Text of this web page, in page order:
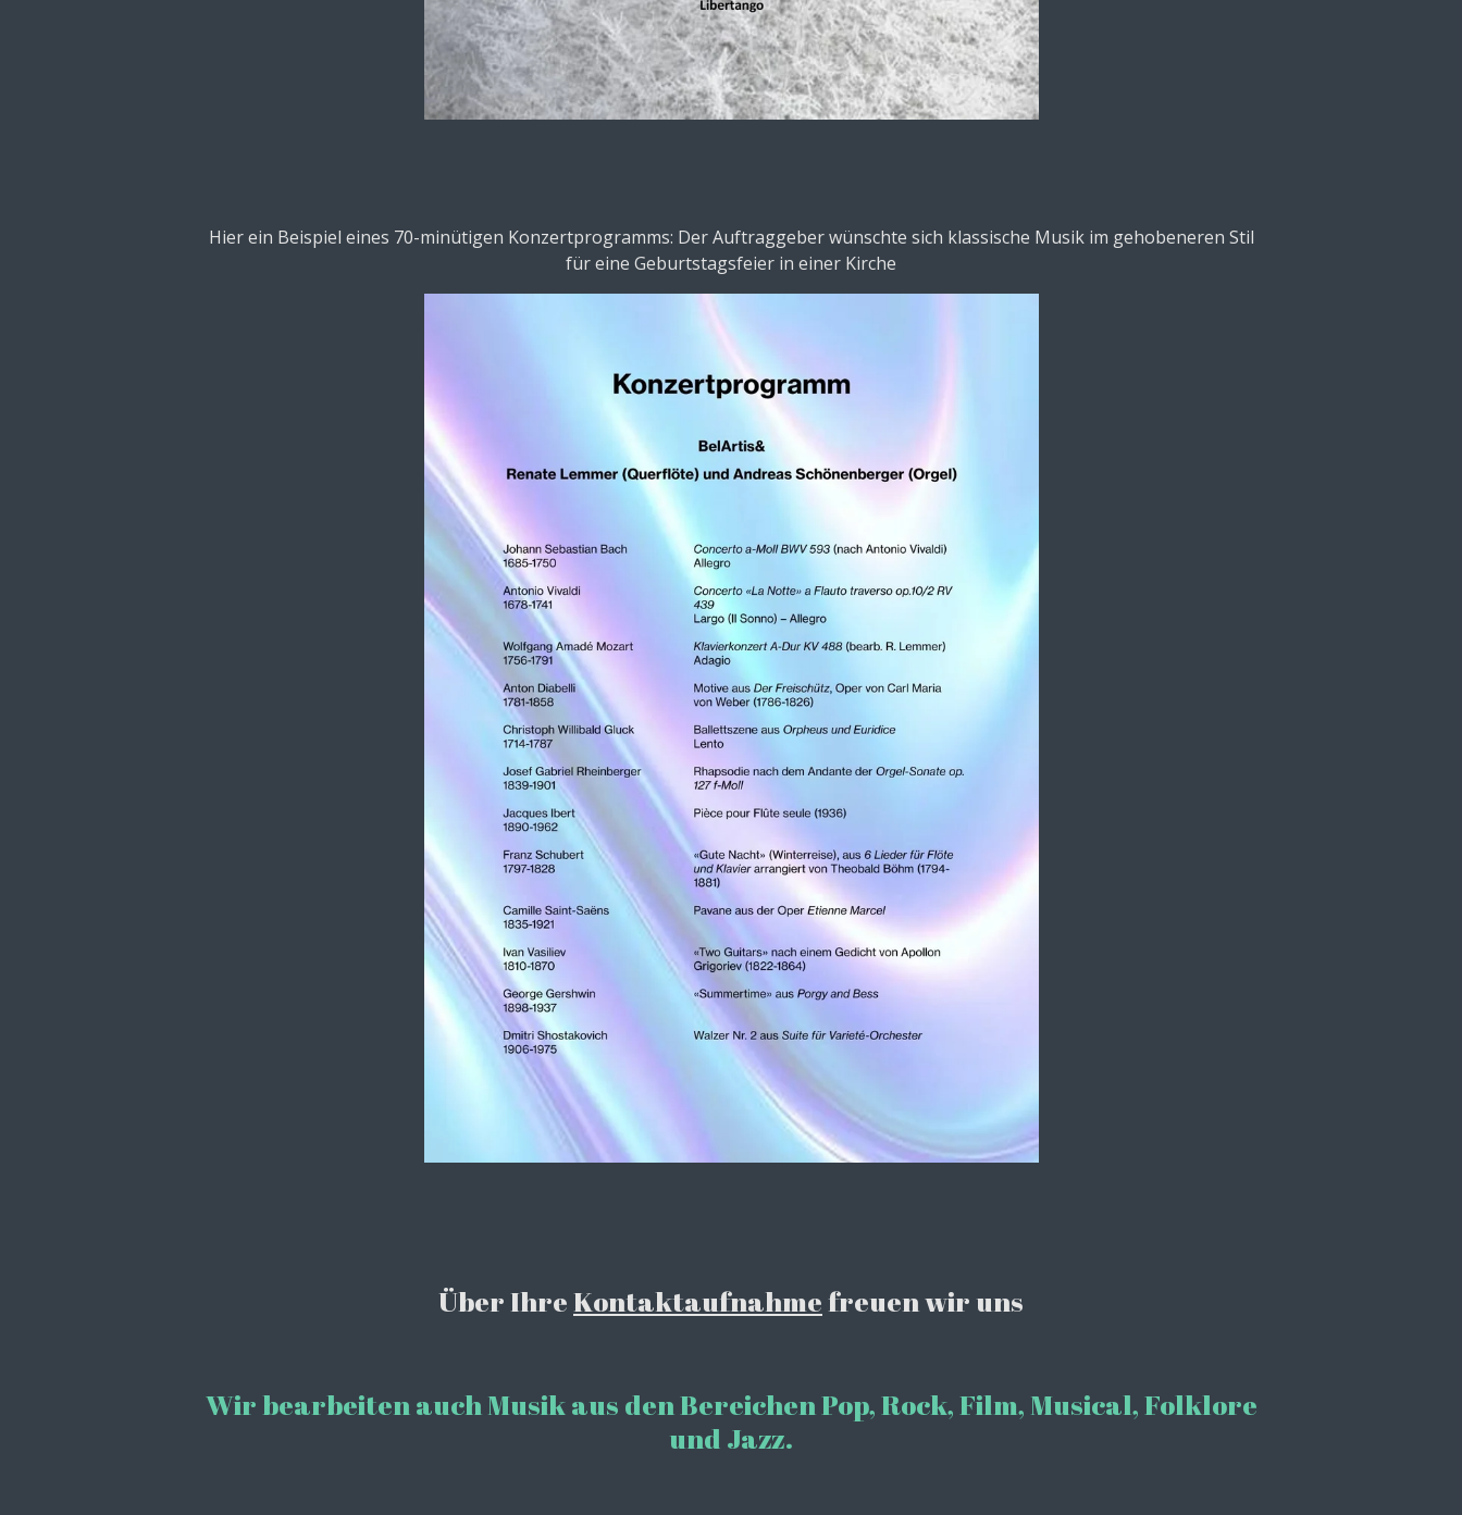
Hier ein Beispiel eines 70-minütigen Konzertprogramms: Der Auftraggeber wünschte sich klassische Musik im gehobeneren Stil
für eine Geburtstagsfeier in einer Kirche
Über IhreKontaktaufnahmefreuen wir uns
Wir bearbeiten auch Musik aus den Bereichen Pop, Rock, Film, Musical, Folklore
und Jazz.